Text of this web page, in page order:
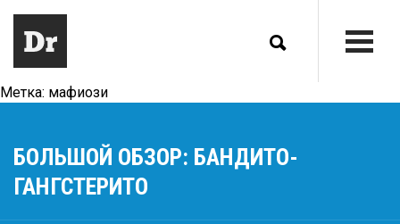
Метка: мафиози
БОЛЬШОЙ ОБЗОР: БАНДИТО-
ГАНГСТЕРИТО